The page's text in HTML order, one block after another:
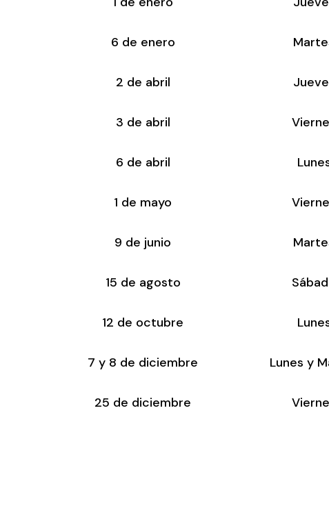
6 de enero
2 de abril
3 de abril
6 de abril
1 de mayo
9 de junio
15 de agosto
12 de octubre
7 y 8 de diciembre Lunes y
25 de diciembre